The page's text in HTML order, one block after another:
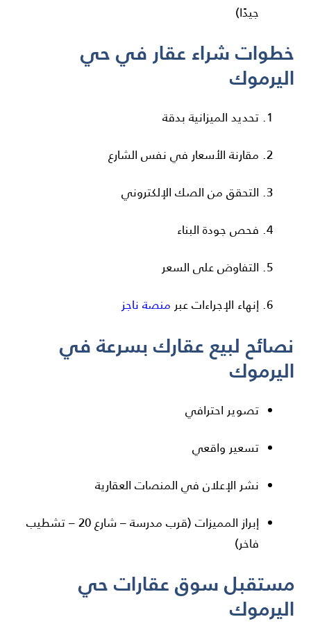
جيدًا)
خطوات شراء عقار في حي
اليرموك
تحديد الميزانية بدقة
مقارنة الأسعار في نفس الشارع
التحقق من الصك الإلكتروني
فحص جودة البناء
التفاوض على السعر
إنهاء الإجراءات عبر منصة ناجز
نصائح لبيع عقارك بسرعة في
اليرموك
تصوير احترافي
تسعير واقعي
نشر الإعلان في المنصات العقارية
إبراز المميزات (قرب مدرسة – شارع 20 – تشطيب
فاخر)
مستقبل سوق عقارات حي
اليرموك